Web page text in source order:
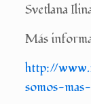
Svetlana
Más
http://
somos-